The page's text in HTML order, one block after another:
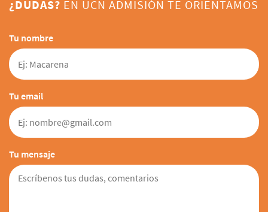
hacer uso eficiente de las tecnologías de información
¿DUDAS? EN UCN ADMISIÓN TE ORIENTAMOS
Tu nombre
Tu email
Tu mensaje